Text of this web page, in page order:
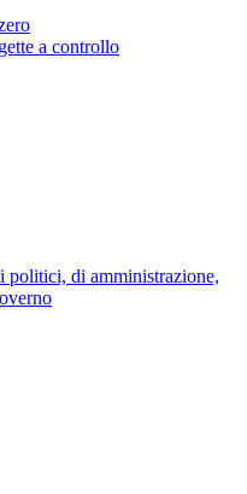
a controllo
politici, di amministrazione,